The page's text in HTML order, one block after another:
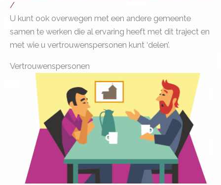
/
U kunt ook overwegen met een andere gemeente
samen te werken die al ervaring heeft met dit traject en
met wie u vertrouwenspersonen kunt ‘delen’.
Vertrouwenspersonen